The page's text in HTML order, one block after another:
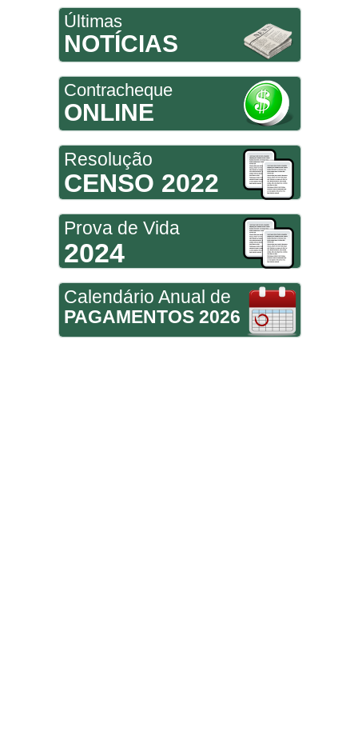
Últimas
NOTÍCIAS
Contracheque
ONLINE
Resolução
CENSO 2022
Prova de Vida
2024
Calendário Anual de
PAGAMENTOS 2026